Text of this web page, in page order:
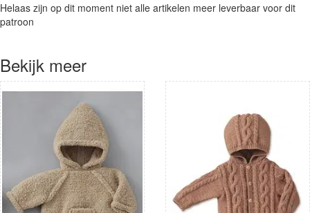
Helaas zijn op dit moment niet alle artikelen meer leverbaar voor dit
patroon
Bekijk meer